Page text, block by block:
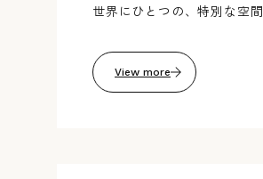
世界にひとつの、特別な空間
View more